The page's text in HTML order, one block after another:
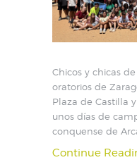
Chicos y chicas
oratorios de
Plaza de Castilla
unos días de
conquense de
Continue